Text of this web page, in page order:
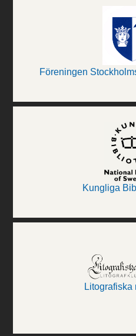
Föreningen
Kungliga
Litografiska